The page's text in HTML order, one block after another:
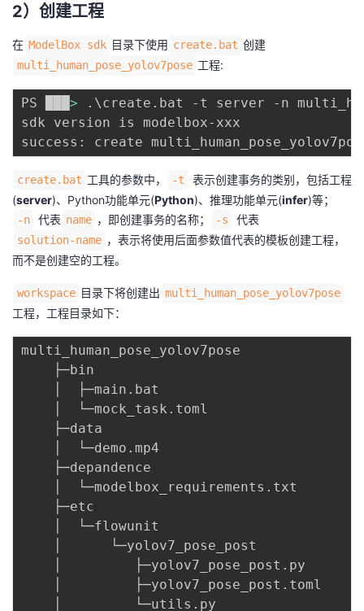
2）创建工程
在 ModelBox sdk 目录下使用 create.bat 创建
multi_human_pose_yolov7pose 工程:
PS ███ > . \create.bat -t server -n
sdk version is modelbox-xxx
success: create
create.bat 工具的参数中， -t
表示创建事务的类别，包括工程
(server)、Python功能单元(Python)、推理功能单元(infer)等；
-n 代表 name ，即创建事务的名称； -s 代表
solution-name ，表示将使用后面参数值代表的模板创建工程，
而不是创建空的工程。
workspace 目录下将创建出 multi_human_pose_yolov7pose
工程，工程目录如下：
multi_human_pose_yolov7pose
    ├─bin
│  ├─main.bat
│  └─mock_task.toml
    ├─data
│  └─demo.mp4
    ├─depandence
│  └─modelbox_requirements.txt
    ├─etc
│  └─flowunit
│      └─yolov7_pose_post
│         ├─yolov7_pose_post.py
│         ├─yolov7_pose_post.toml
│         └─utils.py